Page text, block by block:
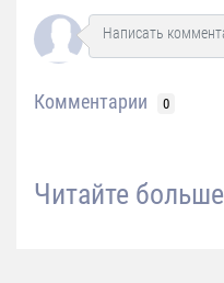
Комментарии 0
Читайте больше